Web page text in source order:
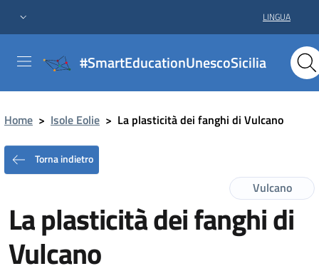
LINGUA
#SmartEducationUnescoSicilia
Home > Isole Eolie > La plasticità dei fanghi di Vulcano
Torna indietro
Vulcano
La plasticità dei fanghi di
Vulcano